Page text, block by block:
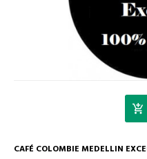
CAFÉ COLOMBIE MEDELLIN